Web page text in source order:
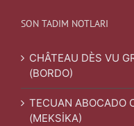
SON TADIM NOTLARI
CHÂTEAU DÈS VU
(BORDO)
TECUAN ABOCADO
(MEKSİKA)